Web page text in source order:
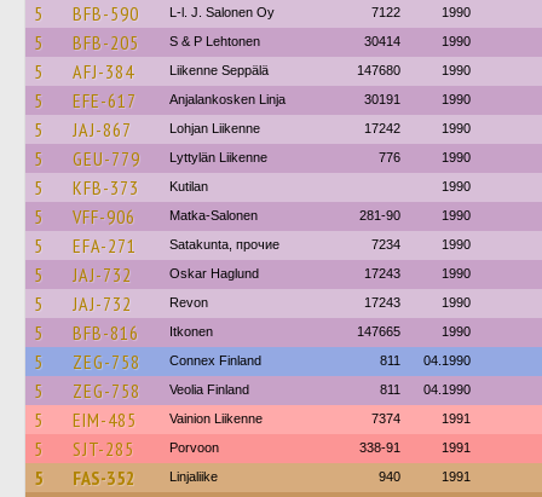
5 BFB-590 L-l. J. Salonen Oy 7122 1990
5 BFB-205 S & P Lehtonen 30414 1990
5 AFJ-384 Liikenne Seppälä 147680 1990
5 EFE-617 Anjalankosken Linja 30191 1990
5 JAJ-867 Lohjan Liikenne 17242 1990
5 GEU-779 Lyttylän Liikenne 776 1990
5 KFB-373 Kutilan 1990
5 VFF-906 Matka-Salonen 281-90 1990
5 EFA-271 Satakunta, прочие 7234 1990
5 JAJ-732 Oskar Haglund 17243 1990
5 JAJ-732 Revon 17243 1990
5 BFB-816 Itkonen 147665 1990
5 ZEG-758 Connex Finland 811 04.1990
5 ZEG-758 Veolia Finland 811 04.1990
5 EIM-485 Vainion Liikenne 7374 1991
5 SJT-285 Porvoon 338-91 1991
5 FAS-352 Linjaliike 940 1991